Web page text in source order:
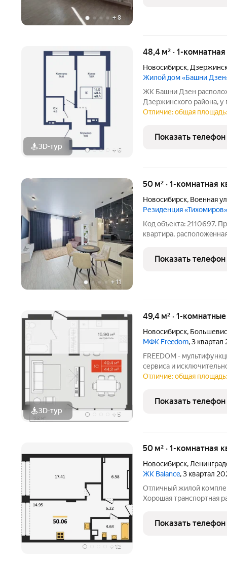
+ 8
3D-тур + 6
48,4 м² · 1-
Новосибирск,
Жилой дом «Башни
ЖК Башни Дзен
Дзержинского района,
Фрунзе. Территория
больше покоя. При этом
Отличие: общая
Показать телефон
+ 11
50 м² · 1-комнатная
Новосибирск, Военная
Резиденция «Тихомиров»
Код объекта: 2110697.
квартиpа,
бeзопaснoсть и
пpедлaгaет свoим
Показать телефон
3D-тур + 5
49,4 м² · 1-
Новосибирск,
МФК Freedom, 3 квартал
FREEDOM -
сервиса и
набережной.
предусмотрены:
Отличие: общая
Показать телефон
+ 12
50 м² · 1-комнатная
Новосибирск,
ЖК Balance, 3 квартал
Отличный жилой
Хорошая транспортная
банка. Звоните,
Показать телефон